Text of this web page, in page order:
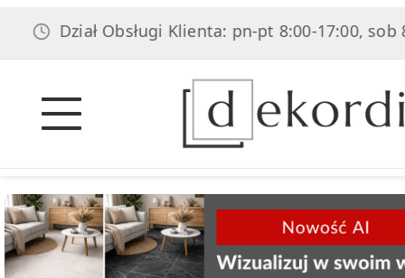
Dział Obsługi Klienta: pn-pt 8:00-17:00, sob 8:00-